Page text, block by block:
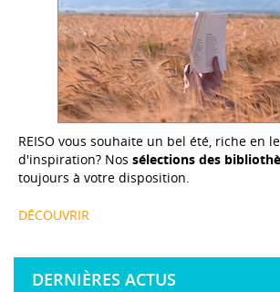
REISO vous souhaite un bel été, riche en
d'inspiration? Nos sélections des
toujours à votre disposition.
DÉCOUVRIR
DERNIÈRES ACTUS